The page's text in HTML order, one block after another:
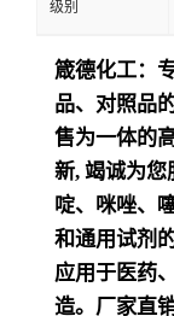
级别
箴德化工：
品、对照品
售为一体的
新, 竭诚为您
啶、咪唑、
和通用试剂
应用于医药
造。厂家直